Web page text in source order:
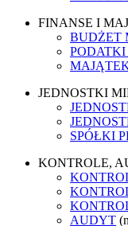
FINANSE I
BUDŻET
JEDNOSTKI
SPÓŁKI
KONTROLE,
AUDYT